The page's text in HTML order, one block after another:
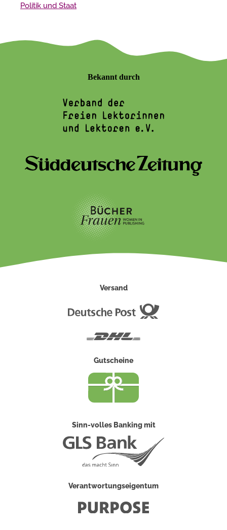
Politik und Staat
Bekannt durch
Versand
Gutscheine
Sinn-volles Banking mit
Verantwortungseigentum